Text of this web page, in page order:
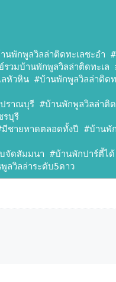
พักพูลวิลล่าติดทะเลชะอำ
มบ้านพักพูลวิลล่าติดทะเล
หัวหิน #บ้านพักพูลวิลล่าติด
ราณบุรี #บ้านพักพูลวิลล่าติด
รบุรี
ชายหาดตลอดทั้งปี #บ้านพั
จัดสัมมนา #บ้านพักปาร์ตี้ไ
ลวิลล่าระดับ5ดาว